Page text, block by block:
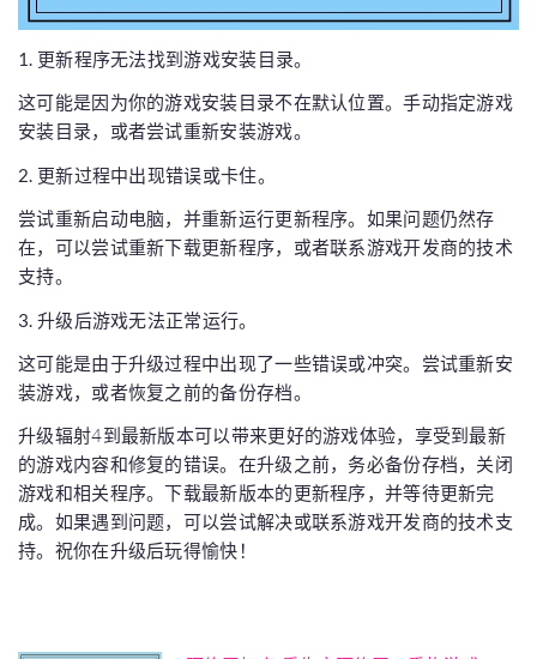
1. 更新程序无法找到游戏安装目录。
这可能是因为你的游戏安装目录不在默认位置。手动指定游戏
安装目录，或者尝试重新安装游戏。
2. 更新过程中出现错误或卡住。
尝试重新启动电脑，并重新运行更新程序。如果问题仍然存
在，可以尝试重新下载更新程序，或者联系游戏开发商的技术
支持。
3. 升级后游戏无法正常运行。
这可能是由于升级过程中出现了一些错误或冲突。尝试重新安
装游戏，或者恢复之前的备份存档。
升级辐射4到最新版本可以带来更好的游戏体验，享受到最新
的游戏内容和修复的错误。在升级之前，务必备份存档，关闭
游戏和相关程序。下载最新版本的更新程序，并等待更新完
成。如果遇到问题，可以尝试解决或联系游戏开发商的技术支
持。祝你在升级后玩得愉快！